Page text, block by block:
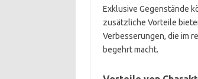
Exklusive Gegenstände
zusätzliche Vorteile
Verbesserungen, die im
begehrt macht.